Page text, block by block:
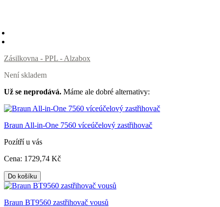
Zásilkovna - PPL - Alzabox
Není skladem
Už se neprodává. Máme ale dobré alternativy:
Braun All-in-One 7560 víceúčelový zastřihovač
Pozítří u vás
Cena: 1729,74 Kč
Do košíku
Braun BT9560 zastřihovač vousů